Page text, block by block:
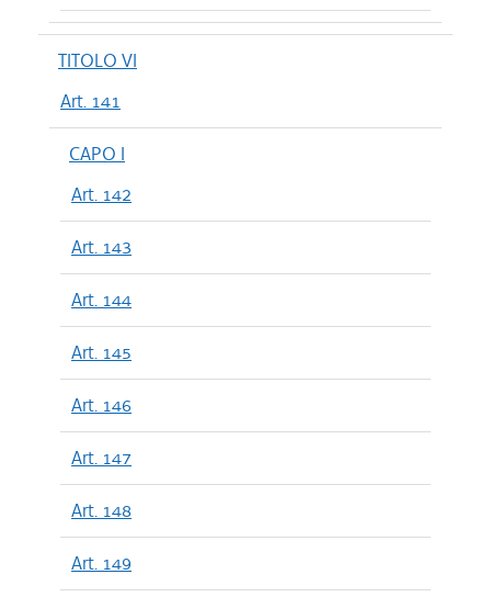
TITOLO VI
Art. 141
CAPO I
Art. 142
Art. 143
Art. 144
Art. 145
Art. 146
Art. 147
Art. 148
Art. 149